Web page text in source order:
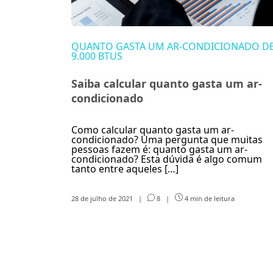
QUANTO GASTA UM AR-CONDICIONADO
9.000 BTUS
Saiba calcular quanto gasta um ar-
condicionado
Como calcular quanto gasta um ar-
condicionado? Uma pergunta que muitas
pessoas fazem é: quanto gasta um ar-
condicionado? Esta dúvida é algo comum
tanto entre aqueles […]
28 de julho de 2021 | 8 | 4 min de leitura